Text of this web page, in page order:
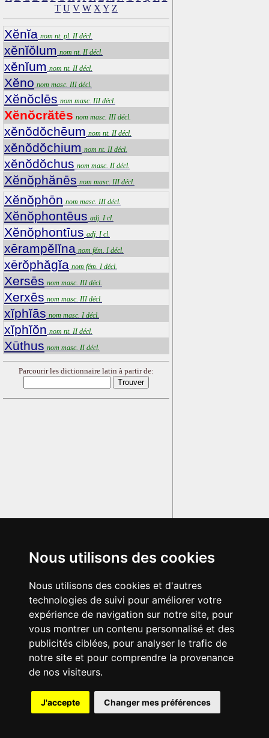
Nous utilisons des cookies
Nous utilisons des cookies et d'autres
technologies de suivi pour améliorer votre
expérience de navigation sur notre site, pour
vous montrer un contenu personnalisé et des
publicités ciblées, pour analyser le trafic de
notre site et pour comprendre la provenance
de nos visiteurs.
J'accepte Changer mes préférences
T U V W X Y Z
Xĕnĭa nom nt. pl. II décl.
xĕnĭŏlum nom nt. II décl.
xĕnĭum nom nt. II décl.
Xĕno nom masc. III décl.
Xĕnŏclēs nom masc. III décl.
Xĕnŏcrătēs nom masc. III décl.
xĕnŏdŏchēum nom nt. II décl.
xĕnŏdŏchium nom nt. II décl.
xĕnŏdŏchus nom masc. II décl.
Xĕnŏphănēs nom masc. III décl.
Xĕnŏphōn nom masc. III décl.
Xĕnŏphontēus adj. I cl.
Xĕnŏphontīus adj. I cl.
xērampĕlĭna nom fém. I décl.
xērŏphăgĭa nom fém. I décl.
Xersēs nom masc. III décl.
Xerxēs nom masc. III décl.
xĭphĭās nom masc. I décl.
xĭphĭŏn nom nt. II décl.
Xūthus nom masc. II décl.
Parcourir les dictionnaire latin à partir de:
{{ID:XENOCRATES100}} ---CACHE---
© 2003-2029 - Tous droits réservés - Olivetti Media Communication